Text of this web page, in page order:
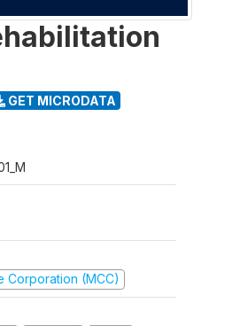
GET MICRODATA
Corporation (MCC)